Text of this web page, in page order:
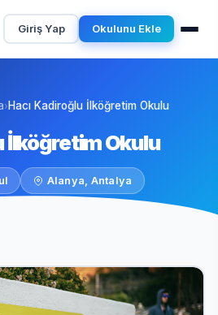
Giriş Yap Okulunu Ekle
› Hacı Kadiroğlu İlköğretim Okulu
İlköğretim Okulu
Alanya, Antalya